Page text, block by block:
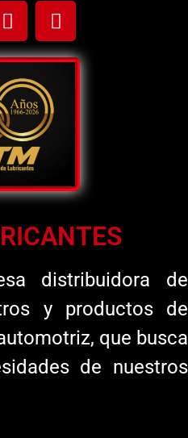
distribuidora de
y productos de
que busca
de nuestros